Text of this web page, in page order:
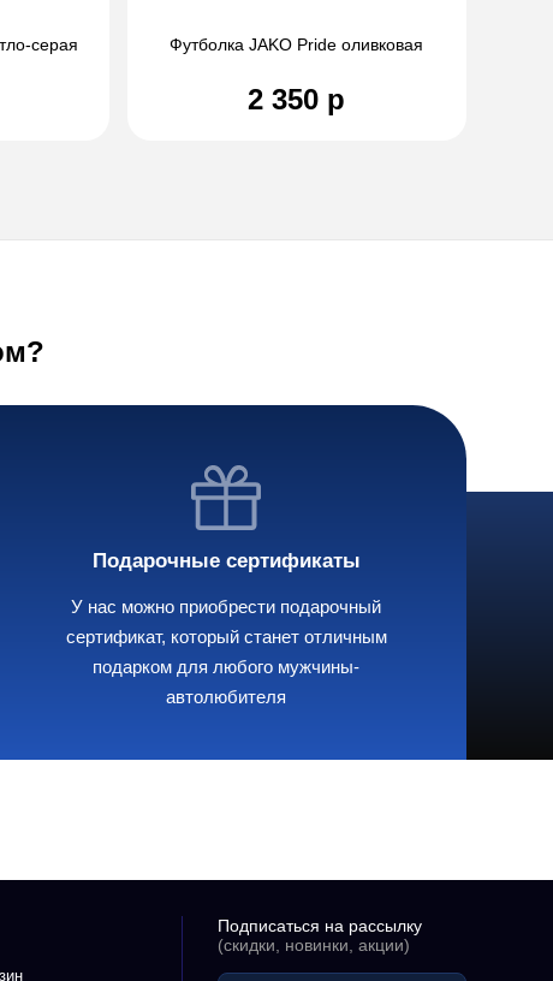
серая Футболка JAKO Pride оливковая
2 350 р
Подарочные сертификаты
У нас можно приобрести подарочный
сертификат, который станет отличным
подарком для любого мужчины-
автолюбителя
Подписаться на рассылку
(скидки, новинки, акции)